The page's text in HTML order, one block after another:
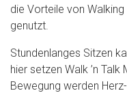
die Vorteile von
genutzt.
Stundenlanges Sitzen
hier setzen Walk ’n
Bewegung werden